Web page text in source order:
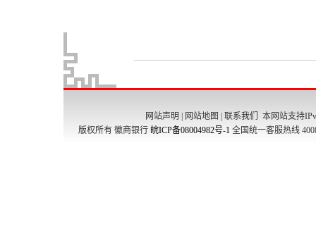
网站声明 网站地图 联系我们
本网站支持
版权所有 徽商银行 皖ICP备08004982号-1 全国统一客服热线